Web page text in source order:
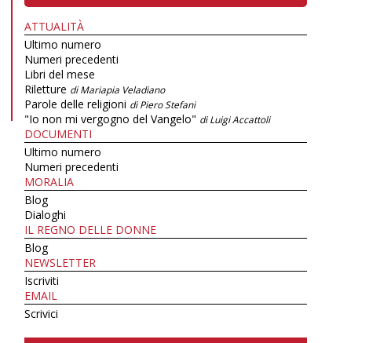
ATTUALITÀ
Ultimo numero
Numeri precedenti
Libri del mese
Riletture di Mariapia Veladiano
Parole delle religioni di Piero Stefani
"Io non mi vergogno del Vangelo" di Luigi Accattoli
DOCUMENTI
Ultimo numero
Numeri precedenti
MORALIA
Blog
Dialoghi
IL REGNO DELLE DONNE
Blog
NEWSLETTER
Iscriviti
EMAIL
Scrivici